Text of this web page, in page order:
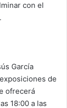
con el
García
de
ofrecerá
18:00 a las